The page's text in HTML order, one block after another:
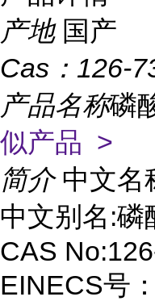
产地 国产
Cas： 126-
产品名称磷
似产品 >
简介 中文名
中文别名:磷
CAS
EINECS号